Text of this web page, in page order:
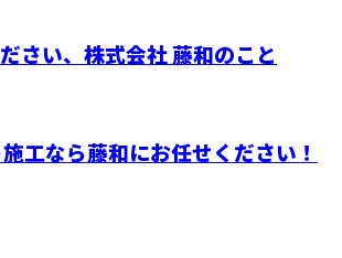
さい、株式会社 藤和のこと
工なら藤和にお任せください！